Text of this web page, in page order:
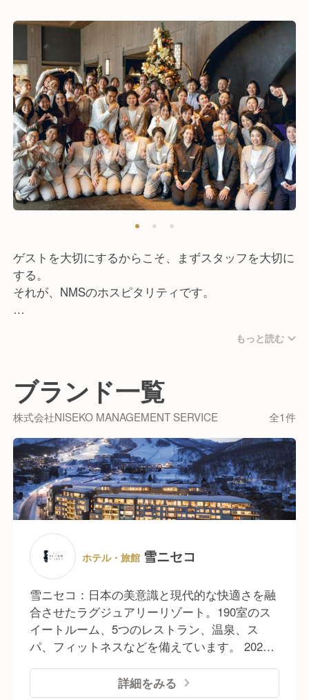
必要以上の上下関係はなく、名前で呼び合うフラット
な関係性の中で、自分らしく働ける職場です。
ゲストを大切にするからこそ、まずスタッフを大切に
する。
それが、NMSのホスピタリティです。
にとっての印象をつくるのは“人”だと考えています。
だからこそ、NMSではスタッフが楽しく働ける環境
づくりに力を入れています。
年齢や役職に関係なくファーストネームで呼び合い、
日々の業務の中でも「どうすればもっと良くなるか」
を考え、改善提案やアイデアが実際に取り入れられる
文化があります。
また、スキーシーズンパスの支給やゴルフ・アクティ
ビティ割引、バースデー休暇や結婚祝い制度など、
ニセコの魅力を満喫しながら働ける制度も整っていま
す。
グリーンシーズンには長期休暇を取り、海外旅行や帰
省を楽しむスタッフも多く、
スタッフにも“ゲスト”としてリフレッシュする時間を
大切にしてほしいと考えています。
もっと読む
ブランド一覧
株式会社NISEKO MANAGEMENT SERVICE 全1件
ホテル・旅館 雪ニセコ
雪ニセコ：日本の美意識と現代的な快適さを融
合させたラグジュアリーリゾート。190室のス
イートルーム、5つのレストラン、温泉、ス
パ、フィットネスなどを備えています。 2023
One Michelin Key Hotel にも選ばれ、国内外か
詳細をみる